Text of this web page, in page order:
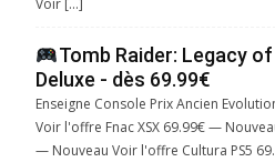
Voir […]
Tomb Raider: Legacy
Deluxe - dès 69.99€
Enseigne Console Prix Ancien
Voir l'offre Fnac XSX 69.99€ —
— Nouveau Voir l'offre Cultura PS5